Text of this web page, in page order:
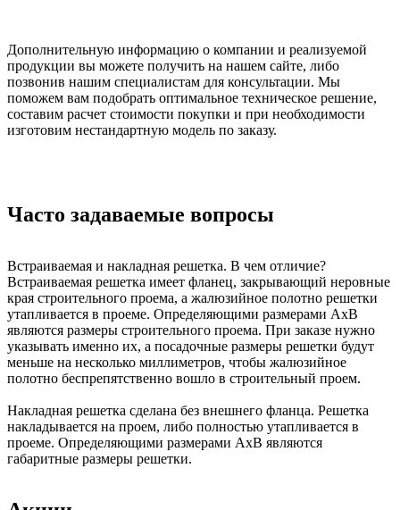
Дополнительную информацию о компании и реализуемой
продукции вы можете получить на нашем сайте, либо
позвонив нашим специалистам для консультации. Мы
поможем вам подобрать оптимальное техническое решение,
составим расчет стоимости покупки и при необходимости
изготовим нестандартную модель по заказу.
Часто задаваемые вопросы
Встраиваемая и накладная решетка. В чем отличие?
Встраиваемая решетка имеет фланец, закрывающий неровные
края строительного проема, а жалюзийное полотно решетки
утапливается в проеме. Определяющими размерами АхВ
являются размеры строительного проема. При заказе нужно
указывать именно их, а посадочные размеры решетки будут
меньше на несколько миллиметров, чтобы жалюзийное
полотно беспрепятственно вошло в строительный проем.
Накладная решетка сделана без внешнего фланца. Решетка
накладывается на проем, либо полностью утапливается в
проеме. Определяющими размерами АхВ являются
габаритные размеры решетки.